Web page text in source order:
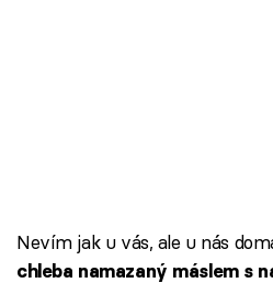
Nevím jak u vás, ale u nás
chleba namazaný máslem s